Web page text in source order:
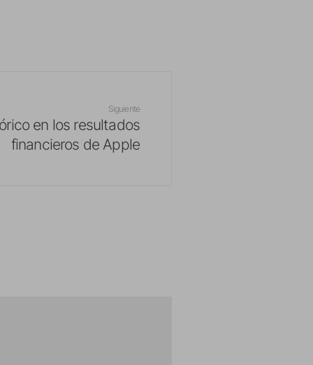
Siguiente
en los resultados
financieros de Apple